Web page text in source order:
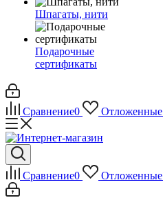
Шпагаты, нити
Подарочные
сертификаты
Сравнение0 Отложенные
Сравнение0 Отложенные